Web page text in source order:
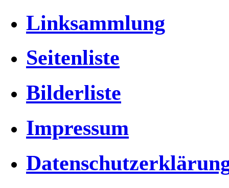
Linksammlung
Seitenliste
Bilderliste
Impressum